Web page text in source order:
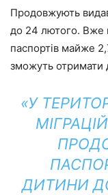
Продовжують
до 24 лютого. Вже
паспортів майже
зможуть отримати
«У
ДИТИНИ